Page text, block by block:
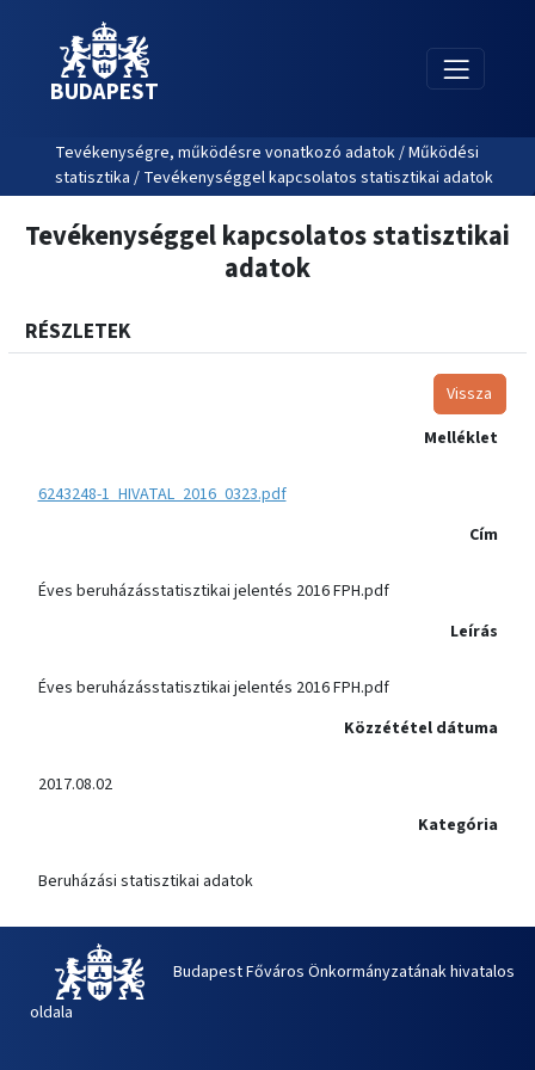
BUDAPEST
Tevékenységre, működésre vonatkozó adatok / Működési
statisztika / Tevékenységgel kapcsolatos statisztikai adatok
Tevékenységgel kapcsolatos statisztikai
adatok
RÉSZLETEK
Vissza
Melléklet
6243248-1_HIVATAL_2016_0323.pdf
Cím
Éves beruházásstatisztikai jelentés 2016 FPH.pdf
Leírás
Éves beruházásstatisztikai jelentés 2016 FPH.pdf
Közzététel dátuma
2017.08.02
Kategória
Beruházási statisztikai adatok
Budapest Főváros Önkormányzatának hivatalos
oldala